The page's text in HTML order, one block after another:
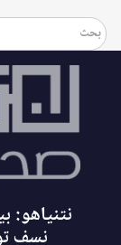
نسف